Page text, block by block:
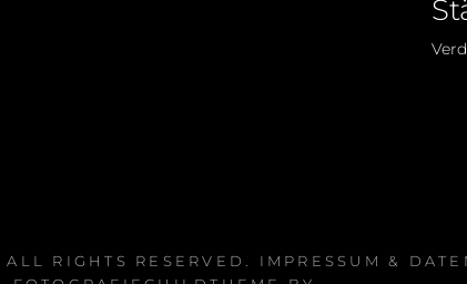
. ALL RIGHTS RESERVED. IMPRESSUM &